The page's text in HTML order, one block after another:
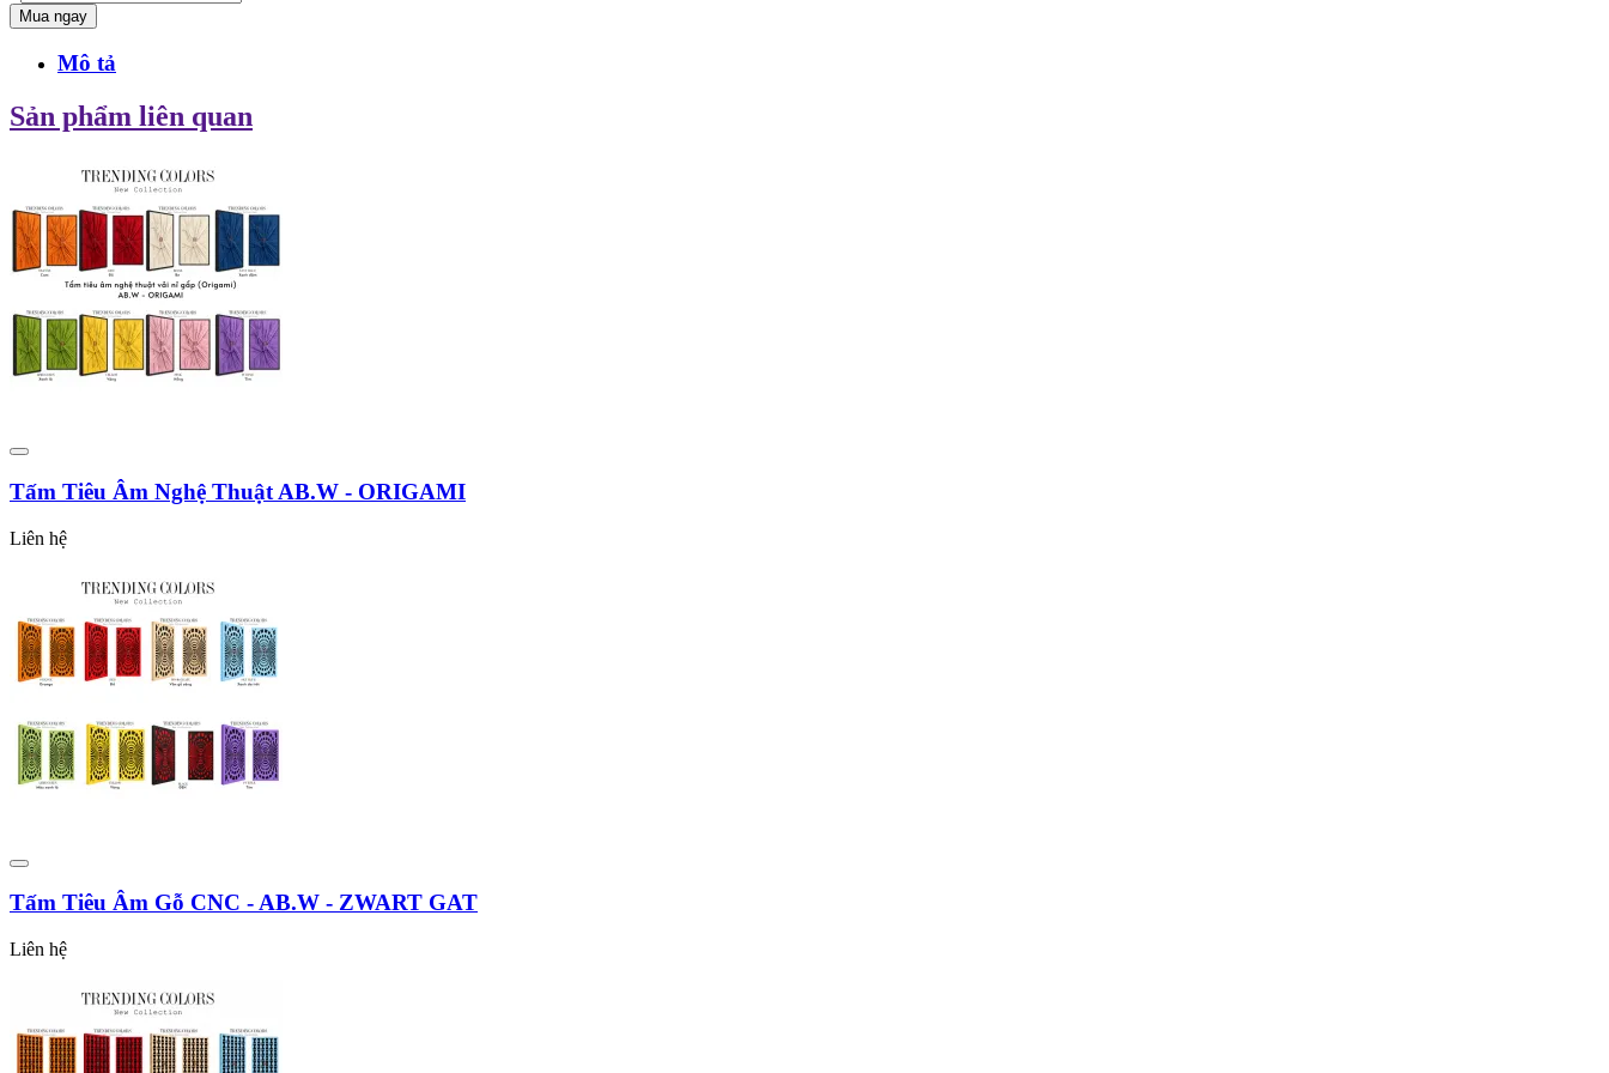
Mua ngay
Mô tả
Sản phẩm liên quan
Tấm Tiêu Âm Nghệ Thuật AB.W - ORIGAMI
Liên hệ
Tấm Tiêu Âm Gỗ CNC - AB.W - ZWART GAT
Liên hệ